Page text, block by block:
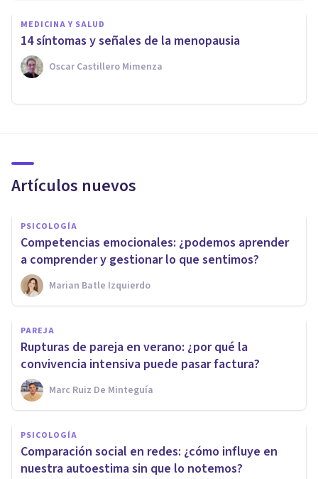
MEDICINA Y SALUD
14 síntomas y señales de la menopausia
Oscar Castillero Mimenza
Artículos nuevos
PSICOLOGÍA
Competencias emocionales: ¿podemos aprender
a comprender y gestionar lo que sentimos?
Marian Batle Izquierdo
PAREJA
Rupturas de pareja en verano: ¿por qué la
convivencia intensiva puede pasar factura?
Marc Ruiz De Minteguía
PSICOLOGÍA
Comparación social en redes: ¿cómo influye en
nuestra autoestima sin que lo notemos?